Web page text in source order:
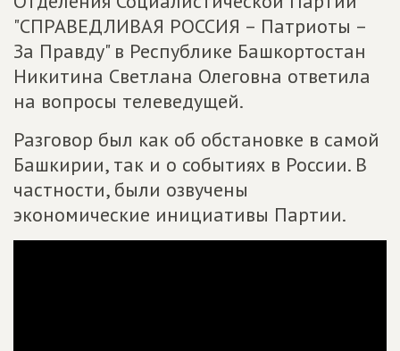
"СПРАВЕДЛИВАЯ РОССИЯ – Патриоты –
За Правду" в Республике Башкортостан
Никитина Светлана Олеговна ответила
на вопросы телеведущей.
Разговор был как об обстановке в самой
Башкирии, так и о событиях в России. В
частности, были озвучены
экономические инициативы Партии.